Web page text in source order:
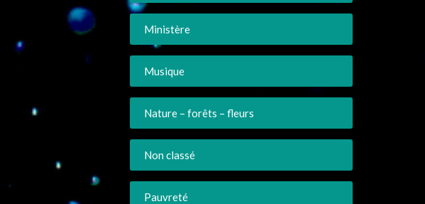
Ministère
Musique
Nature – forêts – fleurs
Non classé
Pauvreté